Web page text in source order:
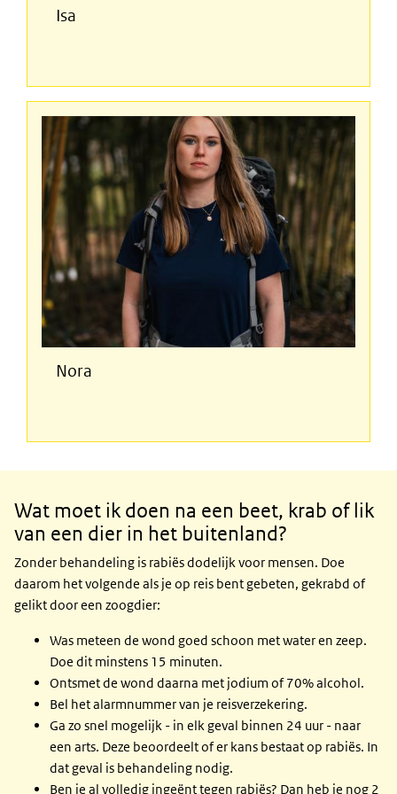
Nora
Isa
Isa
Nora
Wat
bij
beet
Wat moet ik doen na een beet, krab of lik
van een dier in het buitenland?
Zonder behandeling is rabiës dodelijk voor mensen. Doe
daarom het volgende als je op reis bent gebeten, gekrabd of
gelikt door een zoogdier:
Was meteen de wond goed schoon met water en zeep.
Doe dit minstens 15 minuten.
Ontsmet de wond daarna met jodium of 70% alcohol.
Bel het alarmnummer van je reisverzekering.
Ga zo snel mogelijk - in elk geval binnen 24 uur - naar
een arts. Deze beoordeelt of er kans bestaat op rabiës. In
dat geval is behandeling nodig.
Ben je al volledig ingeënt tegen rabiës? Dan heb je nog 2